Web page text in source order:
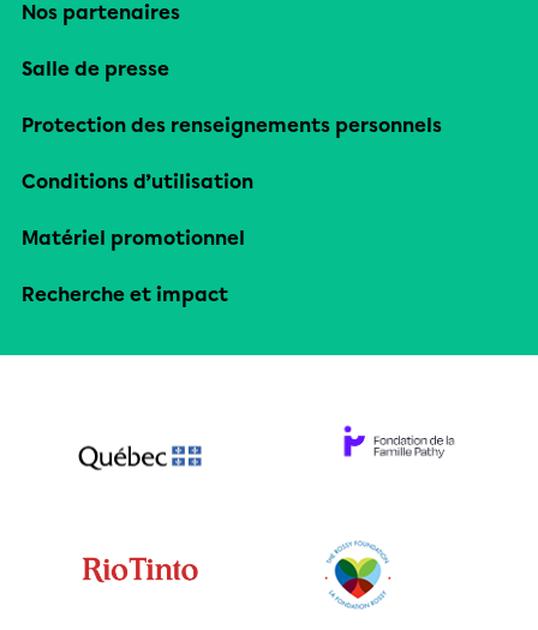
Nos partenaires
Salle de presse
Protection des renseignements personnels
Conditions d’utilisation
Matériel promotionnel
Recherche et impact